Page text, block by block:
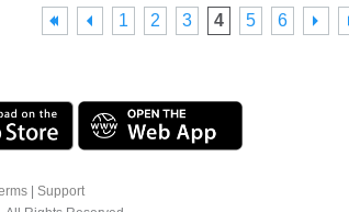
1 2 3 4 5 6
Support